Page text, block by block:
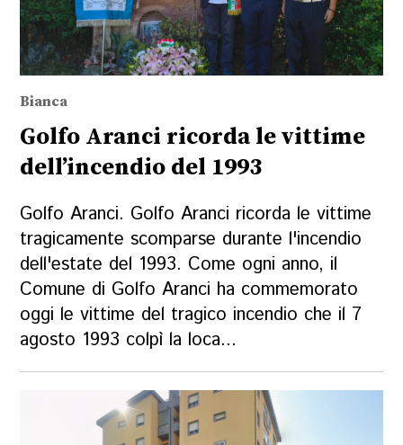
Bianca
Golfo Aranci ricorda le vittime
dell’incendio del 1993
Golfo Aranci. Golfo Aranci ricorda le vittime
tragicamente scomparse durante l'incendio
dell'estate del 1993. Come ogni anno, il
Comune di Golfo Aranci ha commemorato
oggi le vittime del tragico incendio che il 7
agosto 1993 colpì la loca...